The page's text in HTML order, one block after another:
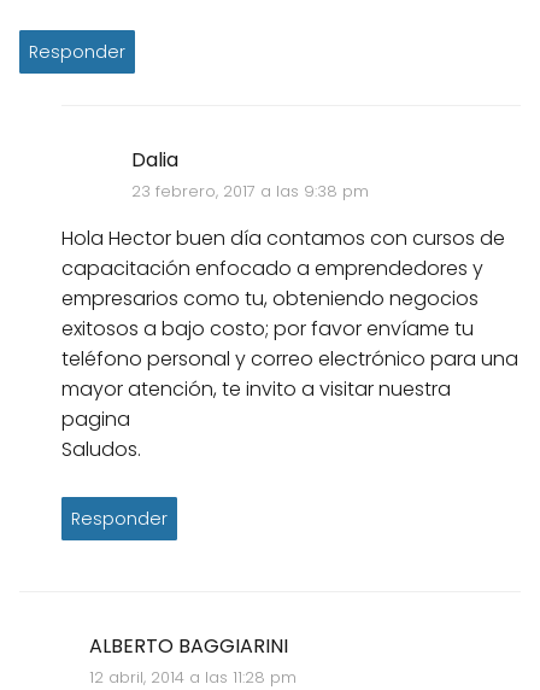
Responder
Dalia
23 febrero, 2017 a las 9:38 pm
Hola Hector buen día contamos con cursos de
capacitación enfocado a emprendedores y
empresarios como tu, obteniendo negocios
exitosos a bajo costo; por favor envíame tu
teléfono personal y correo electrónico para una
mayor atención, te invito a visitar nuestra
pagina
Saludos.
Responder
ALBERTO BAGGIARINI
12 abril, 2014 a las 11:28 pm